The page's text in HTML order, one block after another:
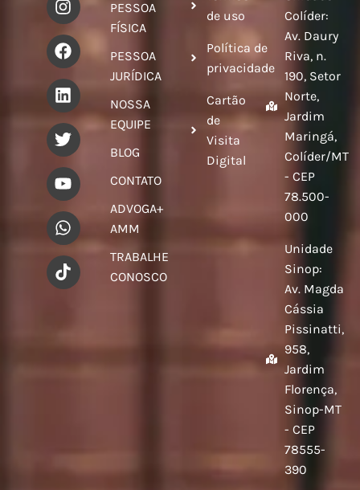
PESSOA
FÍSICA
PESSOA
JURÍDICA
NOSSA
EQUIPE
BLOG
CONTATO
ADVOGA+
AMM
TRABALHE
CONOSCO
de uso
Política de
privacidade
Cartão
de
Visita
Digital
Colíder:
Av. Daury
Riva, n.
190, Setor
Norte,
Jardim
Maringá,
Colíder/MT
- CEP
78.500-
000
Unidade
Sinop:
Av. Magda
Cássia
Pissinatti,
958,
Jardim
Florença,
Sinop-MT
- CEP
78555-
390